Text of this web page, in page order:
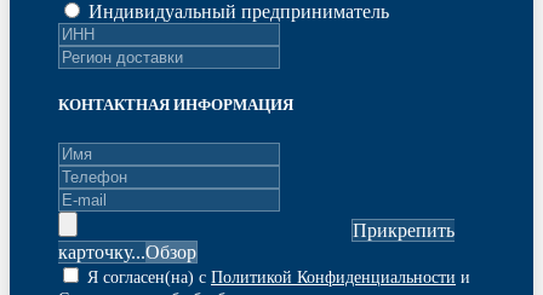
Индивидуальный предприниматель
КОНТАКТНАЯ ИНФОРМАЦИЯ
Прикрепить
карточку...
Я согласен(на) с Политикой Конфиденциальности и